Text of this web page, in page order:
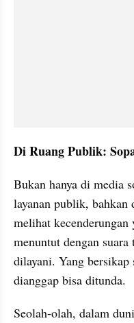
Di Ruang Publik:
Bukan hanya di media
layanan publik,
melihat kecenderungan
menuntut dengan
dilayani. Yang bersikap
dianggap bisa ditunda.
Seolah-olah, dalam